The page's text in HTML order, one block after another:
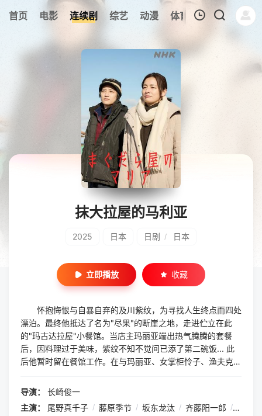
首页 电影 连续剧 综艺 动漫 体育 今日更新
186
热
我的观影记录
暂无观看影片的记录
抹大拉屋的马利亚
2025 日本 日剧 / 日本
立即播放 收藏
怀抱悔恨与自暴自弃的及川紫纹，为寻找人生终点而四处
漂泊。最终他抵达了名为"尽果"的断崖之地，走进伫立在此
的"玛古达拉屋"小餐馆。当店主玛丽亚端出热气腾腾的套餐
后，因料理过于美味，紫纹不知不觉间已添了第二碗饭... 此
后他暂时留在餐馆工作。在与玛丽亚、女掌柜怜子、渔夫克
纹逐渐重拾生存的勇气。某日，玛丽亚突然从"尽果"消失... 原
密。
导演：
长崎俊一
主演：
尾野真千子 / 藤原季节 / 坂东龙汰 / 齐藤阳一郎 / 前田